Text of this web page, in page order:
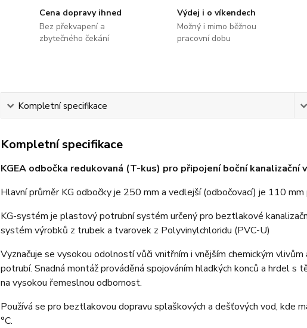
Cena dopravy ihned
Bez překvapení a
zbytečného čekání
Výdej i o víkendech
Možný i mimo běžnou
pracovní dobu
Kompletní specifikace
Kompletní specifikace
KGEA odbočka redukovaná (T-kus) pro připojení boční kanalizační
Hlavní průměr KG odbočky je 250 mm a vedlejší (odbočovací) je 110
KG-systém je plastový potrubní systém určený pro beztlakové
systém výrobků z trubek a tvarovek z Polyvinylchloridu (PVC-U)
Vyznačuje se vysokou odolností vůči vnitřním i vnějším chemickým
potrubí. Snadná montáž prováděná spojováním hladkých konců a hrdel s
na vysokou řemeslnou odbornost.
Používá se pro beztlakovou dopravu splaškových a dešťových vod, kde
°C.